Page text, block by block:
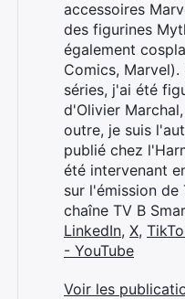
accessoires
des figurines
également
Comics,
séries, j'ai été
d'Olivier Marchal,
outre, je suis
publié chez
été intervenant
sur l'émission de
chaîne TV B
LinkedIn, X,
- YouTube
Voir les